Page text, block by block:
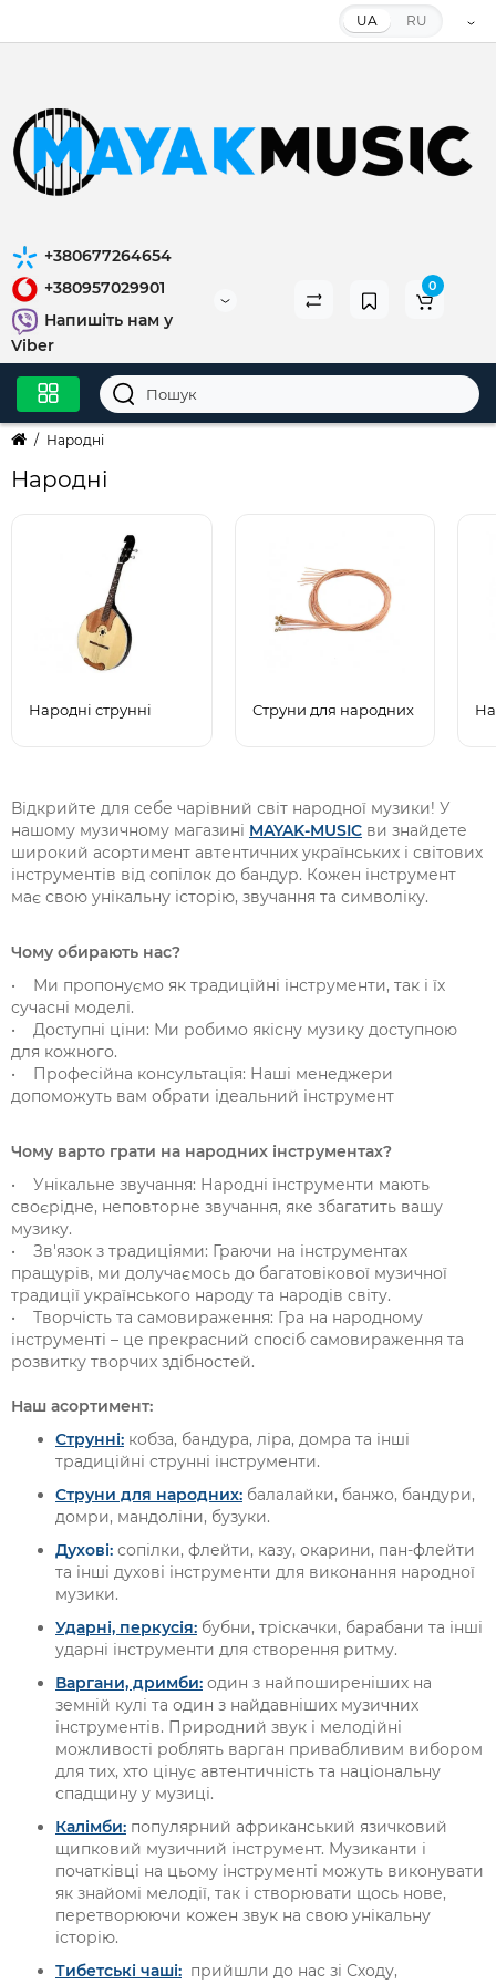
UA RU
+380677264654
+380957029901
Напишіть нам у
Viber
0
Народні
Народні
Народні струнні Струни для народних
Відкрийте для себе чарівний світ народної музики! У
нашому музичному магазині MAYAK-MUSIC ви знайдете
широкий асортимент автентичних українських і світових
інструментів від сопілок до бандур. Кожен інструмент
має свою унікальну історію, звучання та символіку.
Чому обирають нас?
• Ми пропонуємо як традиційні інструменти, так і їх
сучасні моделі.
• Доступні ціни: Ми робимо якісну музику доступною
для кожного.
• Професійна консультація: Наші менеджери
допоможуть вам обрати ідеальний інструмент
Чому варто грати на народних інструментах?
• Унікальне звучання: Народні інструменти мають
своєрідне, неповторне звучання, яке збагатить вашу
музику.
• Зв'язок з традиціями: Граючи на інструментах
пращурів, ми долучаємось до багатовікової музичної
традиції українського народу та народів світу.
• Творчість та самовираження: Гра на народному
інструменті – це прекрасний спосіб самовираження та
розвитку творчих здібностей.
Наш асортимент:
Струнні: кобза, бандура, ліра, домра та інші
традиційні струнні інструменти.
Струни для народних: балалайки, банжо, бандури,
домри, мандоліни, бузуки.
Духові: сопілки, флейти, казу, окарини, пан-флейти
та інші духові інструменти для виконання народної
музики.
Ударні, перкусія: бубни, тріскачки, барабани та інші
ударні інструменти для створення ритму.
Варгани, дримби: один з найпоширеніших на
земній кулі та один з найдавніших музичних
інструментів. Природний звук і мелодійні
можливості роблять варган привабливим вибором
для тих, хто цінує автентичність та національну
спадщину у музиці.
Калімби: популярний африканський язичковий
щипковий музичний інструмент. Музиканти і
початківці на цьому інструменті можуть виконувати
як знайомі мелодії, так і створювати щось нове,
перетворюючи кожен звук на свою унікальну
історію.
Тибетські чаші: прийшли до нас зі Сходу,